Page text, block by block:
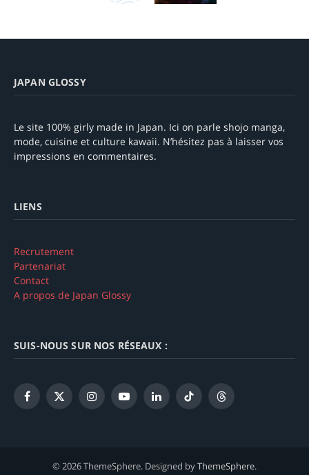
JAPAN GLOSSY
Le site 100% girly made in Japan. Ici on parle shojo manga,
mode, cuisine et culture kawaii. N’hésitez pas à laisser vos
impressions en commentaires.
LIENS
Recrutement
Partenariat
Contact
A propos de Japan Glossy
SUIS-NOUS SUR NOS RÉSEAUX :
Facebook
X
InstagramYouTubeLinkedInTikTok Threads
© 2026 ThemeSphere. Designed byThemeSphere.